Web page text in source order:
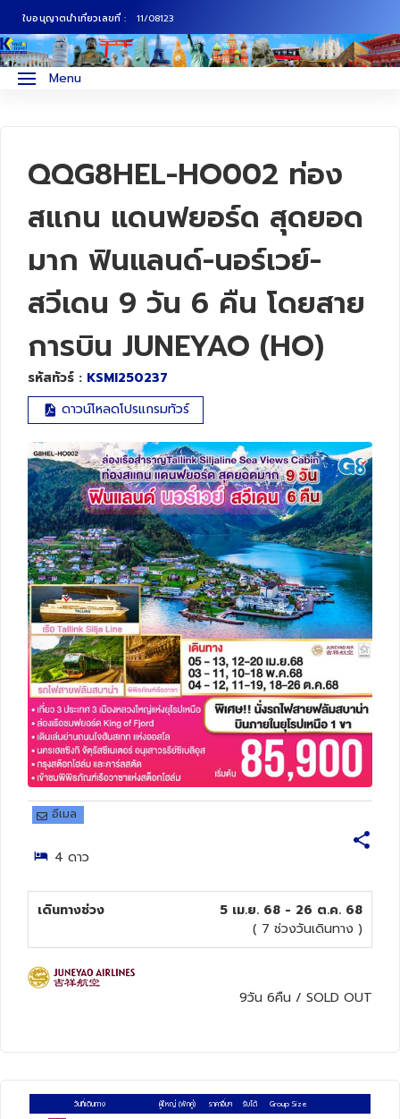
ใบอนุญาตนำเที่ยวเลขที่ : 11/08123
Menu
QQG8HEL-HO002 ท่อง
สแกน แดนฟยอร์ด สุดยอด
มาก ฟินแลนด์-นอร์เวย์-
สวีเดน 9 วัน 6 คืน โดยสาย
การบิน JUNEYAO (HO)
รหัสทัวร์ : KSMI250237
ดาวน์โหลดโปรแกรมทัวร์
อีเมล
4 ดาว
เดินทางช่วง
5 เม.ย. 68 - 26 ต.ค. 68
( 7 ช่วงวันเดินทาง )
9วัน 6คืน / SOLD OUT
วันที่เดินทาง ผู้ใหญ่ (พักคู่) ราคาอื่นๆ รับได้ Group Size
ทัวร์ญี่ปุ่น
ทัวร์จีน
ทัวร์ฮ่องกง
ทัวร์สิงคโปร์
ทัวร์ตุรเคีย
ทัวร์พม่า
ทัวร์ลาว
ทัวร์มัลดีฟส์
ทัวร์เวียดนาม
ทัวร์อียิปต์
ทัวร์จอร์เจีย
ทัวร์อินเดีย
ทัวร์บาหลี
ทัวร์ออสเตรเลีย
ภาคเหนือ
ภาคตะวันออก